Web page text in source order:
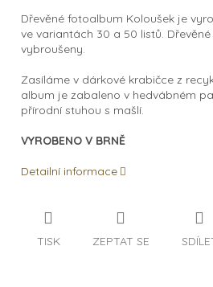
Dřevěné fotoalbum Koloušek je
ve variantách 30 a 50 listů. D
vybroušeny.
Zasíláme v dárkové krabičce z
album je zabaleno v hedvábném
přírodní stuhou s mašlí.
VYROBENO V BRNĚ
Detailní informace
TISK ZEPTAT SE